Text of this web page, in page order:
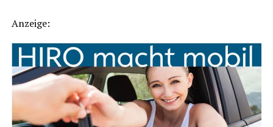
Anzei­ge: